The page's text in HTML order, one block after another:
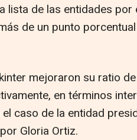
lista de las entidades
de un punto
mejoraron su ratio
en términos
caso de la entidad
Gloria Ortiz.